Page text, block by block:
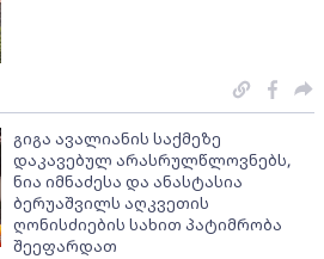
გიგა ავალიანის საქმეზე
დაკავებულ არასრულწლოვნებს,
ნია იმნაძესა და ანასტასია
ბერუაშვილს აღკვეთის
ღონისძიების სახით პატიმრობა
შეეფარდათ